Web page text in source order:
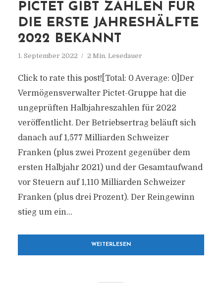
PICTET GIBT ZAHLEN FÜR
DIE ERSTE JAHRESHÄLFTE
2022 BEKANNT
1. September 2022 2 Min. Lesedauer
Click to rate this post![Total: 0 Average: 0]Der
Vermögensverwalter Pictet-Gruppe hat die
ungeprüften Halbjahreszahlen für 2022
veröffentlicht. Der Betriebsertrag beläuft sich
danach auf 1,577 Milliarden Schweizer
Franken (plus zwei Prozent gegenüber dem
ersten Halbjahr 2021) und der Gesamtaufwand
vor Steuern auf 1,110 Milliarden Schweizer
Franken (plus drei Prozent). Der Reingewinn
stieg um ein...
WEITERLESEN